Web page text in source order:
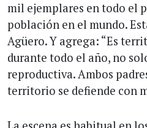
mil ejemplares en todo el
población en el mundo.
Agüero. Y agrega: “Es
durante todo el año, no
reproductiva. Ambos
territorio se defiende con